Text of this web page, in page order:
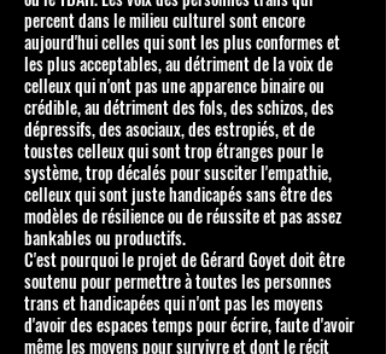
percent dans le milieu culturel sont encore
aujourd'hui celles qui sont les plus conformes et
les plus acceptables, au détriment de la voix de
celleux qui n'ont pas une apparence binaire ou
crédible, au détriment des fols, des schizos, des
dépressifs, des asociaux, des estropiés, et de
toustes celleux qui sont trop étranges pour le
système, trop décalés pour susciter l'empathie,
celleux qui sont juste handicapés sans être des
modèles de résilience ou de réussite et pas assez
bankables ou productifs.
C'est pourquoi le projet de Gérard Goyet doit être
soutenu pour permettre à toutes les personnes
trans et handicapées qui n'ont pas les moyens
d'avoir des espaces temps pour écrire, faute d'avoir
même les moyens pour survivre et dont le récit